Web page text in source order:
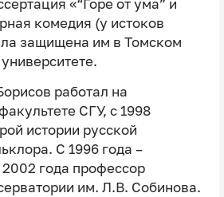
«“Горе от ума” и
комедия (у истоков
защищена им в Томском
работал на
СГУ, с 1998
истории русской
С 1996 года –
года профессор
им. Л.В. Собинова.